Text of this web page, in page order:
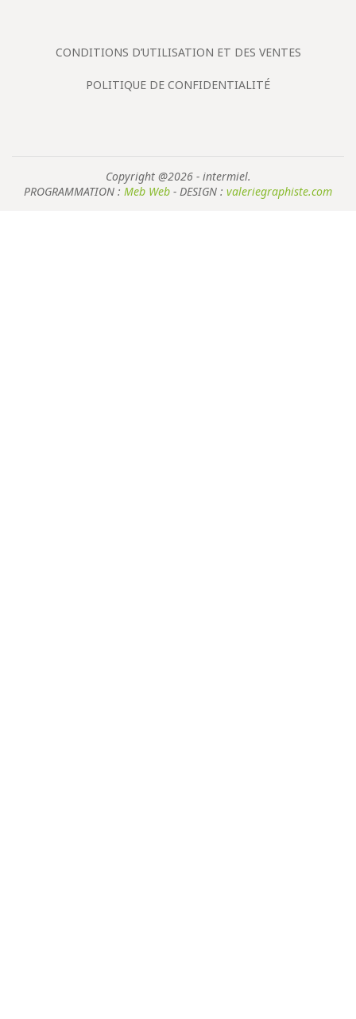
CONDITIONS D’UTILISATION ET DES VENTES
POLITIQUE DE CONFIDENTIALITÉ
Copyright @2026 - intermiel.
PROGRAMMATION : Meb Web - DESIGN : valeriegraphiste.com